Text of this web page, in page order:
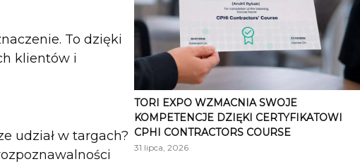
To dzięki
klientów i
udział w targach?
TORI EXPO WZMACNIA SWOJE
KOMPETENCJE DZIĘKI CERTYFIKATOWI
CPHI CONTRACTORS COURSE
31 lipca, 2026